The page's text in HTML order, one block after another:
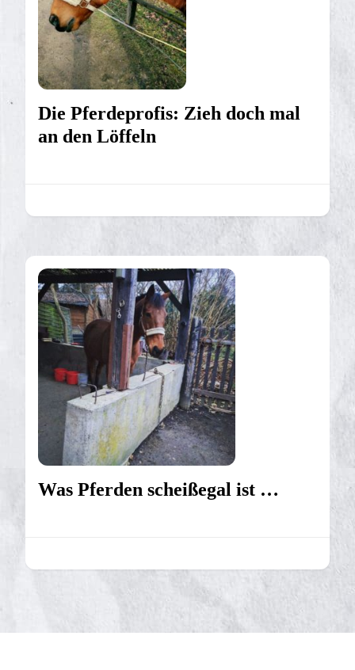
Die Pferdeprofis: Zieh doch mal
an den Löffeln
Was Pferden scheißegal ist …